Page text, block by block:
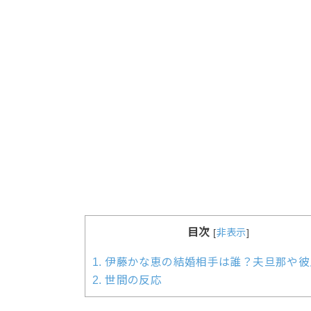
目次 [非表示]
1. 伊藤かな恵の結婚相手は誰？夫旦那や
2. 世間の反応